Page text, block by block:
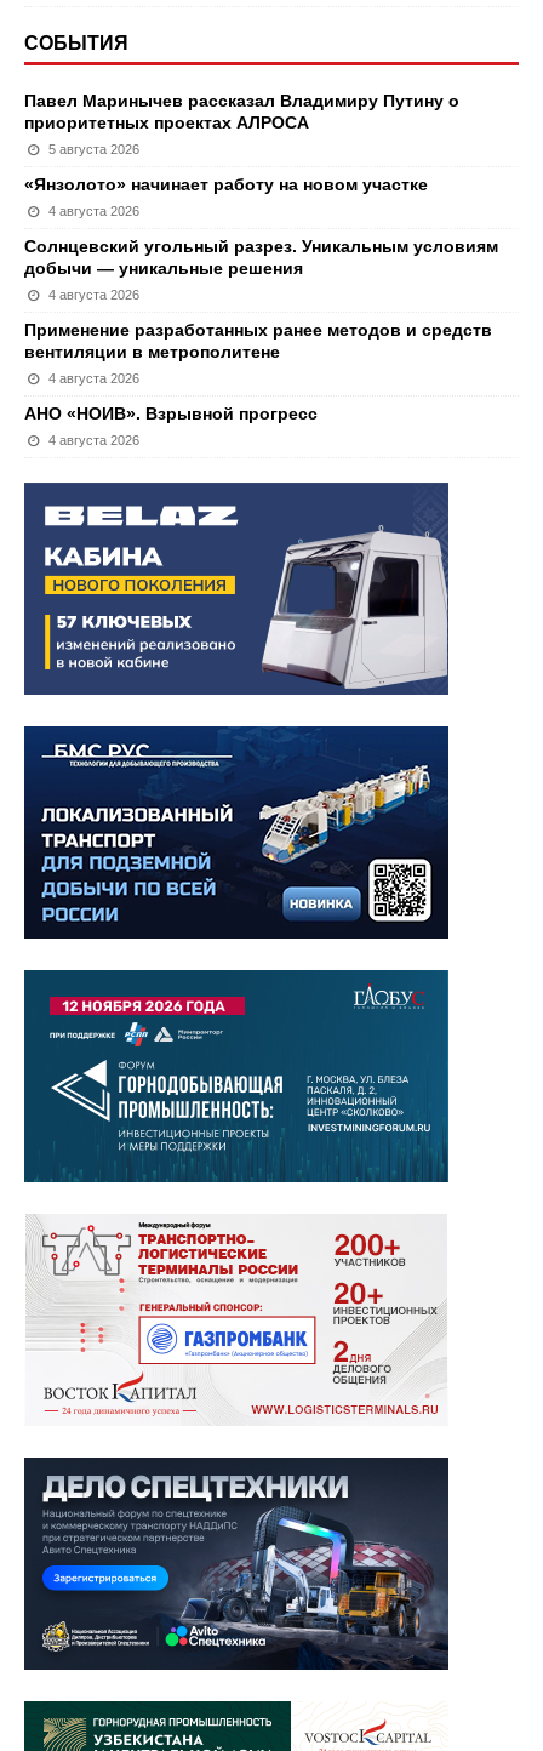
СОБЫТИЯ
Павел Маринычев рассказал Владимиру Путину о
приоритетных проектах АЛРОСА
5 августа 2026
«Янзолото» начинает работу на новом участке
4 августа 2026
Солнцевский угольный разрез. Уникальным условиям
добычи — уникальные решения
4 августа 2026
Применение разработанных ранее методов и средств
вентиляции в метрополитене
4 августа 2026
АНО «НОИВ». Взрывной прогресс
4 августа 2026